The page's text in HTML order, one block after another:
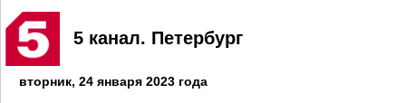
5 канал. Петербург
вторник, 24 января 2023 года